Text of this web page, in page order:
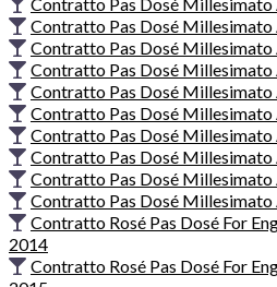
Contratto Pas Dosé Millesimato
Contratto Pas Dosé Millesimato
Contratto Pas Dosé Millesimato
Contratto Pas Dosé Millesimato
Contratto Pas Dosé Millesimato
Contratto Pas Dosé Millesimato
Contratto Pas Dosé Millesimato
Contratto Pas Dosé Millesimato
Contratto Pas Dosé Millesimato
Contratto Rosé Pas Dosé For
2014
Contratto Rosé Pas Dosé For